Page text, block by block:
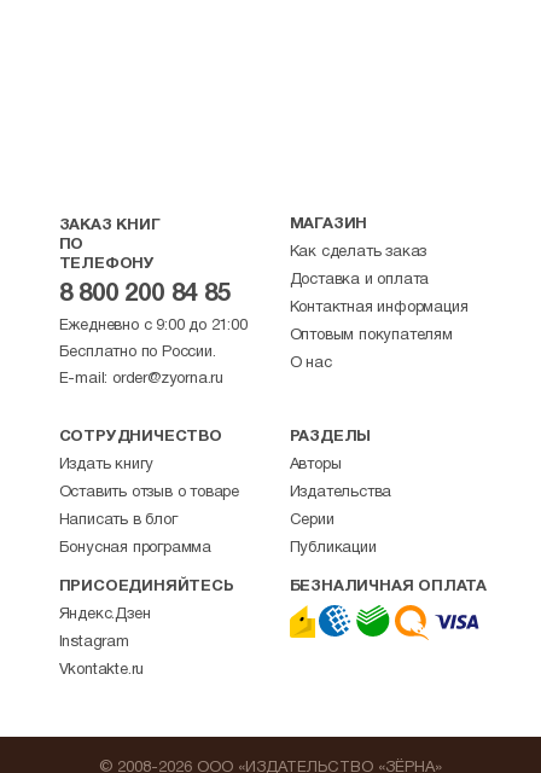
ЗАКАЗ КНИГ
ПО
ТЕЛЕФОНУ
8 800 200 84 85
Ежедневно с 9:00 до 21:00
Бесплатно по России.
E-mail: order@zyorna.ru
МАГАЗИН
Как сделать заказ
Доставка и оплата
Контактная информация
Оптовым покупателям
О нас
СОТРУДНИЧЕСТВО
Издать книгу
Оставить отзыв о товаре
Написать в блог
Бонусная программа
РАЗДЕЛЫ
Авторы
Издательства
Серии
Публикации
ПРИСОЕДИНЯЙТЕСЬ
Яндекс.Дзен
Instagram
Vkontakte.ru
БЕЗНАЛИЧНАЯ ОПЛАТА
© 2008-2026 ООО «ИЗДАТЕЛЬСТВО «ЗЁРНА»